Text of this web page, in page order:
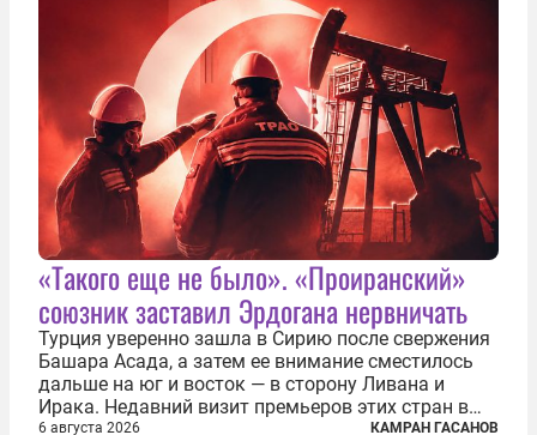
«Такого еще не было». «Проиранский»
союзник заставил Эрдогана нервничать
Турция уверенно зашла в Сирию после свержения
Башара Асада, а затем ее внимание сместилось
дальше на юг и восток — в сторону Ливана и
Ирака. Недавний визит премьеров этих стран в
Анкару, договоры об участии турецкой компании
6 августа 2026 КАМРАН ГАСАНОВ